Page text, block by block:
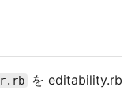
を editability.rb